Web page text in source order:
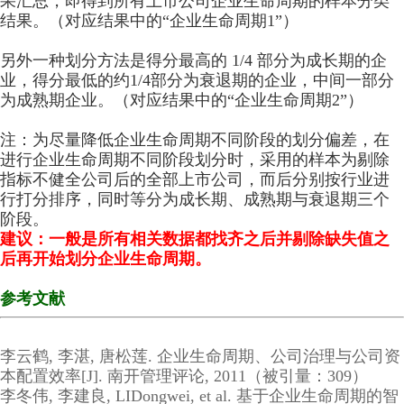
结果。（对应结果中的“企业生命周期1”）
另外一种划分方法是得分最高的 1/4 部分为成长期的企
业，得分最低的约1/4部分为衰退期的企业，中间一部分
为成熟期企业。
（对应结果中的“企业生命周期2”）
注：为尽量降低企业生命周期不同阶段的划分偏差，在
进行企业生命周期不同阶段划分时，采用的样本为剔除
指标不健全公司后的全部上市公司，而后分别按行业进
行打分排序，同时等分为成长期、成熟期与衰退期三个
阶段。
建议：一般是所有相关数据都找齐之后并剔除缺失值之
后再开始划分企业生命周期。
参考文献
李云鹤, 李湛, 唐松莲. 企业生命周期、公司治理与公司资
本配置效率[J]. 南开管理评论, 2011（被引量：309）
李冬伟, 李建良, LIDongwei, et al. 基于企业生命周期的智